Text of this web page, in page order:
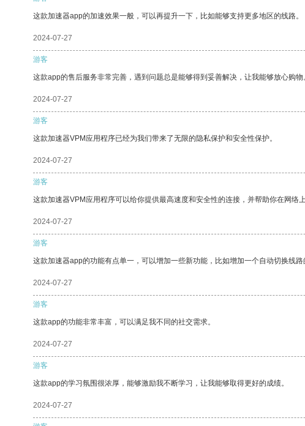
这款加速器app的加速效果一般，可以再提升一下，比如能够支持更多地区的线路。
2024-07-27
游客
这款app的售后服务非常完善，遇到问题总是能够得到妥善解决，让我能够放心购物
2024-07-27
游客
这款加速器VPM应用程序已经为我们带来了无限的隐私保护和安全性保护。
2024-07-27
游客
这款加速器VPM应用程序可以给你提供最高速度和安全性的连接，并帮助你在网络上
2024-07-27
游客
这款加速器app的功能有点单一，可以增加一些新功能，比如增加一个自动切换线路
2024-07-27
游客
这款app的功能非常丰富，可以满足我不同的社交需求。
2024-07-27
游客
这款app的学习氛围很浓厚，能够激励我不断学习，让我能够取得更好的成绩。
2024-07-27